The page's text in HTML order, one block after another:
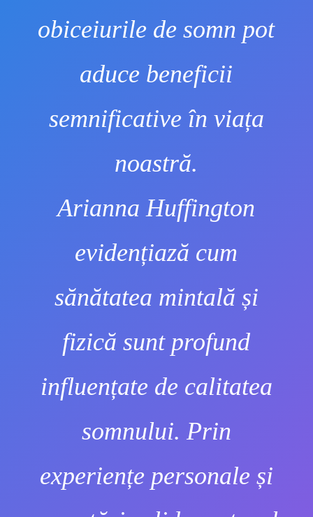
obiceiurile de somn pot
aduce beneficii
semnificative în viața
noastră.
Arianna Huffington
evidențiază cum
sănătatea mintală și
fizică sunt profund
influențate de calitatea
somnului. Prin
experiențe personale și